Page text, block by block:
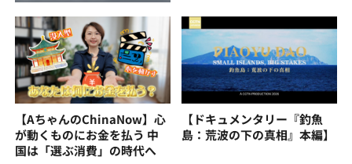
【AちゃんのChinaNow】心
が動くものにお金を払う 中
国は「選ぶ消費」の時代へ
【ドキュメンタリー『釣魚
島：荒波の下の真相』本編】